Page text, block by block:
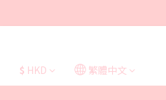
$ HKD 繁體中文